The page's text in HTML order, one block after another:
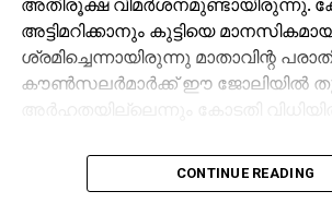
അട്ടിമറിക്കാനും കുട്ടിയെ
ശ്രമിച്ചെന്നായിരുന്നു മാതാവിന്റ
കൗൺസലർമാർക്ക് ഈ ജോലിയിൽ
അശ്ലീലച്ചുവയുള്ള ചോദ്യങ്ങൾ
അവിടെ ഉണ്ടായിരുന്ന പൊലീസ്
CONTINUE READING